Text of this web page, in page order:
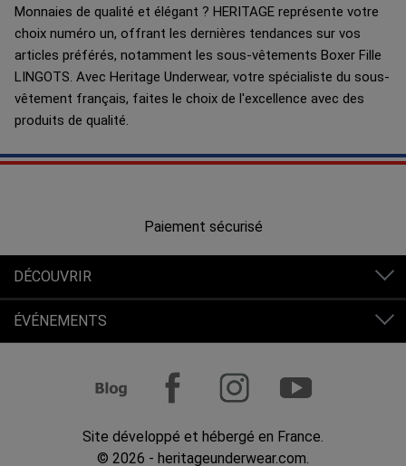
Monnaies de qualité et élégant ? HERITAGE représente votre
choix numéro un, offrant les dernières tendances sur vos
articles préférés, notamment les sous-vêtements Boxer Fille
LINGOTS. Avec Heritage Underwear, votre spécialiste du sous-
vêtement français, faites le choix de l'excellence avec des
produits de qualité.
Paiement sécurisé
DÉCOUVRIR
ÉVÉNEMENTS
Site développé et hébergé en France.
© 2026 - heritageunderwear.com.